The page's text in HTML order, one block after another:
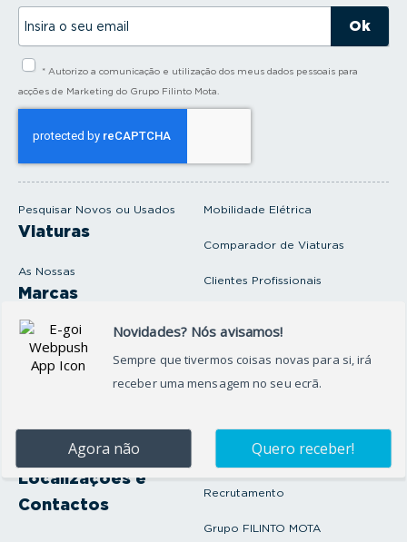
Pesquisar Novos ou Usados
Viaturas
As Nossas
Marcas
Produtos e serviços
Oficina
Onde Estamos
Localizações e
Contactos
Mobilidade Elétrica
Comparador de Viaturas
Clientes Profissionais
Seguros Protector
Artigos e Notícias
Recrutamento
Grupo FILINTO MOTA
s
l
* Autorizo a comunicação e utilização dos meus dados pessoais para
acções de Marketing do Grupo Filinto Mota.